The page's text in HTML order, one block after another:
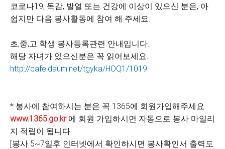
코로나19, 독감, 발열 또는 건강에 이상이 있으신 분은, 아
쉽지만 다음 봉사활동에 참여 해 주세요.
초,중,고 학생 봉사등록관련 안내입니다.
해당 자녀가 있으신분은 꼭 읽어보세요.
http://cafe.daum.net/tgyka/HOQ1/1019
* 봉사에 참여하시는 분은 꼭 1365에 회원가입해주세요.
www.1365.go.kr에 회원 가입하시면 자동으로 봉사 마일리
지 적립이 됩니다.
[봉사 5~7일후 인터넷에서 확인하시면 봉사확인서 출력도